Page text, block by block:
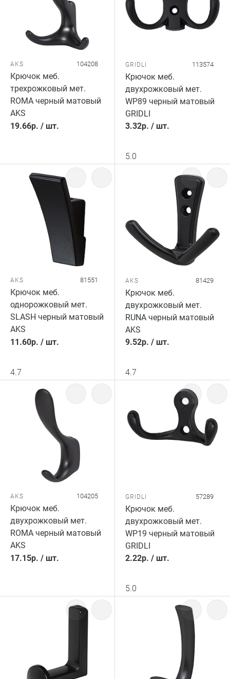
AKS 104208
Крючок меб.
трехрожковый мет.
ROMA черный матовый
AKS
19.66р. / шт.
GRIDLI 113574
Крючок меб.
двухрожковый мет.
WP89 черный матовый
GRIDLI
3.32р. / шт.
5.0
AKS 81551
Крючок меб.
однорожковый мет.
SLASH черный матовый
AKS
11.60р. / шт.
4.7
AKS 81429
Крючок меб.
двухрожковый мет.
RUNA черный матовый
AKS
9.52р. / шт.
4.7
AKS 104205
Крючок меб.
двухрожковый мет.
ROMA черный матовый
AKS
17.15р. / шт.
GRIDLI 57289
Крючок меб.
двухрожковый мет.
WP19 черный матовый
GRIDLI
2.22р. / шт.
5.0